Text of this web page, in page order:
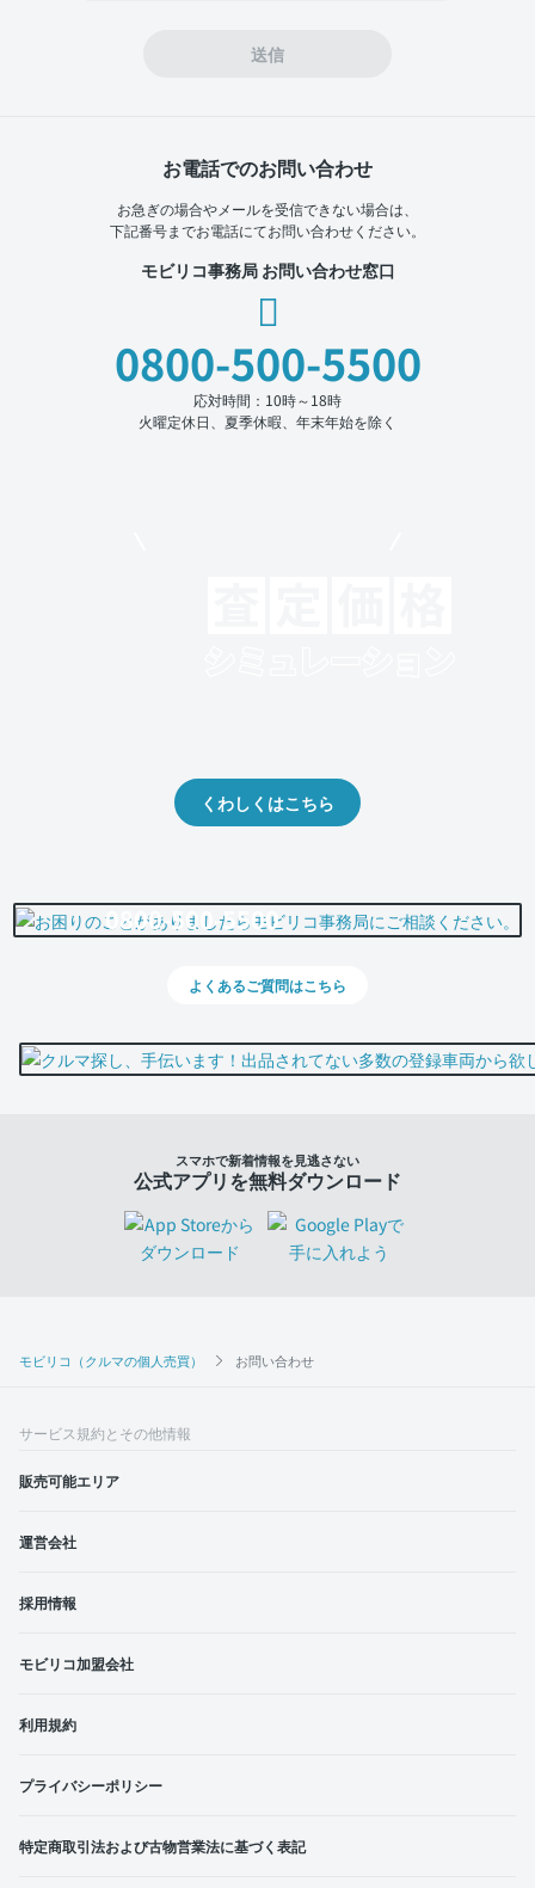
モビリコ（クルマの個人売買） お問い合わせ
送信
お電話でのお問い合わせ
お急ぎの場合やメールを受信できない場合は、
下記番号までお電話にてお問い合わせください。
モビリコ事務局 お問い合わせ窓口
0800-500-5500
応対時間：10時～18時
火曜定休日、夏季休暇、年末年始を除く
くわしくはこちら
0800-500-5500
よくあるご質問はこちら
スマホで新着情報を見逃さない
公式アプリを無料ダウンロード
サービス規約とその他情報
販売可能エリア
運営会社
採用情報
モビリコ加盟会社
利用規約
プライバシーポリシー
特定商取引法および古物営業法に基づく表記